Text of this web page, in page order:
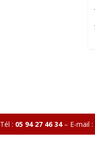
Tél : 05 94 27 46 34– E-mail :